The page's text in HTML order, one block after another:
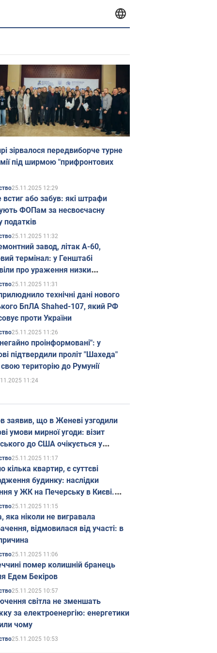
зірвалося передвиборче турне
під ширмою "прифронтових
25.11.2025 12:29
встиг або забув: які штрафи
ФОПам за несвоєчасну
податків
25.11.2025 11:32
завод, літак А-60,
термінал: у Генштабі
про ураження низки
об'єктів Росії
25.11.2025 11:31
технічні дані нового
БпЛА Shahed-107, який РФ
проти України
25.11.2025 11:26
проінформовані": у
підтвердили проліт "Шахеда"
територію до Румунії
11:24
заявив, що в Женеві узгодили
умови мирної угоди: візит
до США очікується у
25.11.2025 11:17
кілька квартир, є суттєві
будинку: наслідки
у ЖК на Печерську в Києві.
25.11.2025 11:15
яка ніколи не вигравала
відмовилася від участі: в
25.11.2025 11:06
помер колишній бранець
Едем Бекіров
25.11.2025 10:57
світла не зменшать
за електроенергію: енергетики
чому
25.11.2025 10:53